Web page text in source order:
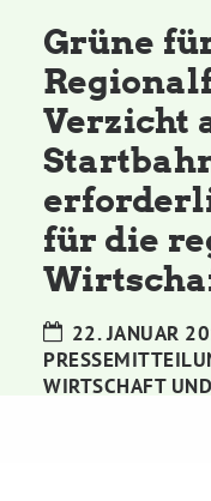
Grünes Zentrum
Personen
Sylvia Rietenberg,
Dorothea
Josefine Paul, MdL
Grüne
Verzicht
für die
22. JANUAR
WIRTSCHAFT